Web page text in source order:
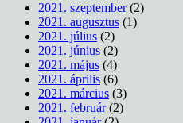
2021. szeptember(2)
2021. augusztus (1)
2021. július (2)
2021. június (2)
2021. május (4)
2021. április (6)
2021. március (3)
2021. február(2)